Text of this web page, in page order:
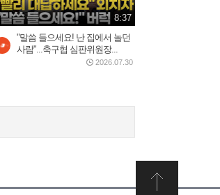
배현진 "마지막으로 사과 기
회 준다"…홍명보...
2026.07.30
습…"마지막 기회" 경고...
8:37
"말씀 들으세요! 난 집에서 놀던
사람"...축구협 심판위원장...
2026.07.30